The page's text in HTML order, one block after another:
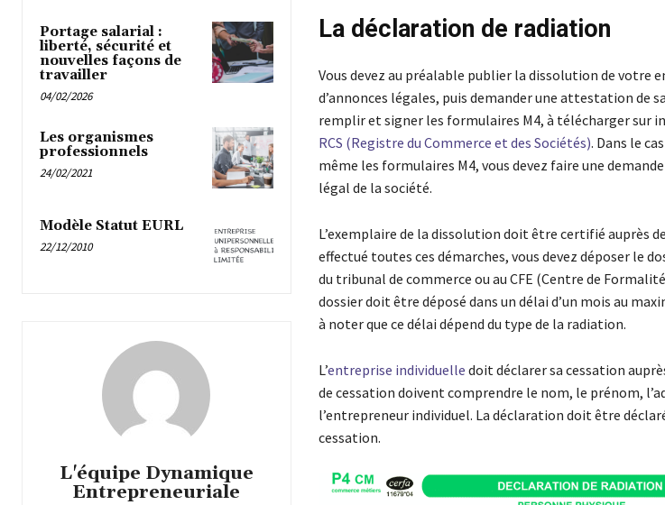
Portage salarial :
liberté, sécurité et
nouvelles façons de
travailler
04/02/2026
Les organismes
professionnels
24/02/2021
Modèle Statut EURL
22/12/2010
L'équipe Dynamique
Entrepreneuriale
La déclaration de radiation
Vous devez au préalable publier la dissolution de votre
d’annonces légales, puis demander une attestation de
remplir et signer les formulaires M4, à télécharger sur
RCS (Registre du Commerce et des Sociétés). Dans le
même les formulaires M4, vous devez faire une
légal de la société.
L’exemplaire de la dissolution doit être certifié auprès
effectué toutes ces démarches, vous devez déposer le
du tribunal de commerce ou au CFE (Centre de
dossier doit être déposé dans un délai d’un mois au
à noter que ce délai dépend du type de la radiation.
L’entreprise individuelle doit déclarer sa cessation
de cessation doivent comprendre le nom, le prénom,
l’entrepreneur individuel. La déclaration doit être
cessation.